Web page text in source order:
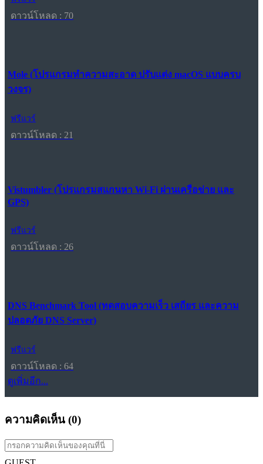
ดาวน์โหลด : 70
Mole (โปรแกรมทำความสะอาด ปรับแต่ง macOS แบบครบ
วงจร)
ฟรีแวร์
ดาวน์โหลด : 21
Vistumbler (โปรแกรมสแกนหา Wi-Fi ผ่านเครือข่าย และ
GPS)
ฟรีแวร์
ดาวน์โหลด : 26
DNS Benchmark Tool (ทดสอบความเร็ว เสถียร และความ
ปลอดภัย DNS Server)
ฟรีแวร์
ดาวน์โหลด : 64
ดูเพิ่มอีก...
ความคิดเห็น (0)